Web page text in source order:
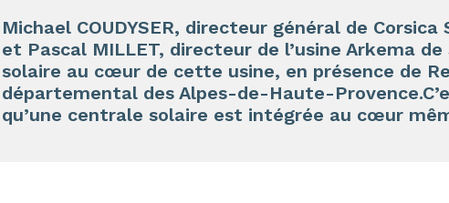
Michael COUDYSER, directeur général de
et Pascal MILLET, directeur de l’usine Arkema
solaire au cœur de cette usine, en présence de
départemental des Alpes-de-Haute-
qu’une centrale solaire est intégrée au cœur